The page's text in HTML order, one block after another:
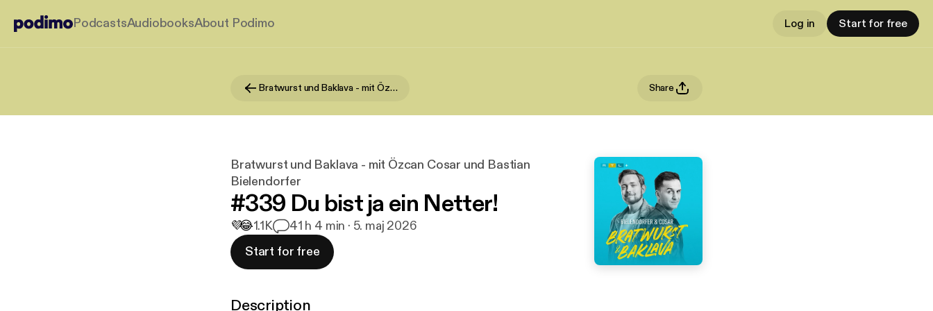
PodcastsAudiobooksAbout Podimo Log in Start for free
Bratwurst und Baklava - mit Özcan Cosar und Bastian Bielendorfer Share
Bratwurst und Baklava - mit Özcan Cosar und Bastian
Bielendorfer
#339 Du bist ja ein Netter!
💜😂1.1K 41 h 4 min · 5. maj 2026
Start for free
Description